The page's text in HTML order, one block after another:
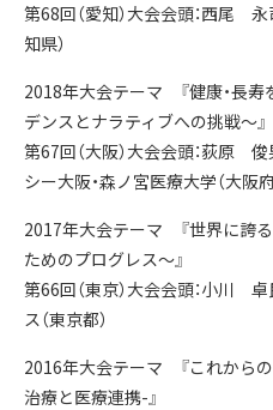
第68回（愛知）大会会頭：西尾
知県）
2018年大会テーマ 『健康・長
デンスとナラティブへの挑戦～』
第67回（大阪）大会会頭：荻原
シー大阪・森ノ宮医療大学（大阪府
2017年大会テーマ 『世界に誇
ためのプログレス～』
第66回（東京）大会会頭：小川
ス（東京都）
2016年大会テーマ 『これから
治療と医療連携-』